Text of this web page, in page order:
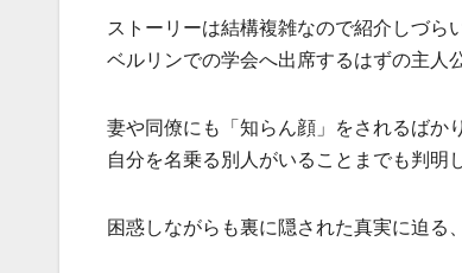
ストーリーは結構複雑なので紹介しづら
ベルリンでの学会へ出席するはずの主人
妻や同僚にも「知らん顔」をされるばかり
自分を名乗る別人がいることまでも判明し
困惑しながらも裏に隠された真実に迫る